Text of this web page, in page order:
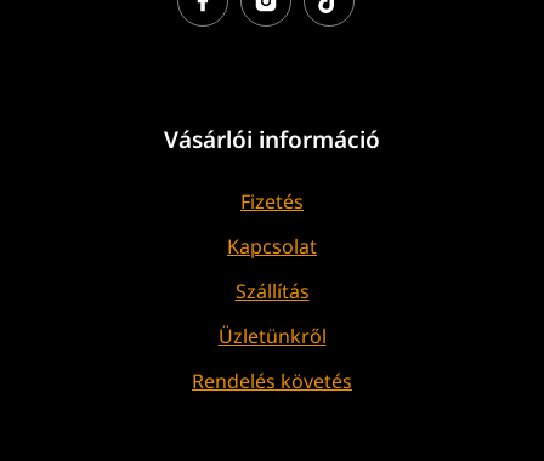
Vásárlói információ
Fizetés
Kapcsolat
Szállítás
Üzletünkről
Rendelés követés